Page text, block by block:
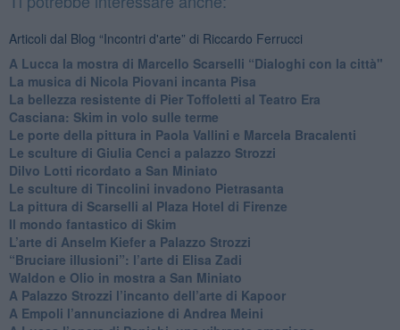
Articoli dal Blog “Incontri d'arte” di Riccardo Ferrucci
A Lucca la mostra di Marcello Scarselli “Dialoghi con la città"
​La musica di Nicola Piovani incanta Pisa
​La bellezza resistente di Pier Toffoletti al Teatro Era
​Casciana: Skim in volo sulle terme
​Le porte della pittura in Paola Vallini e Marcela Bracalenti
​Le sculture di Giulia Cenci a palazzo Strozzi
​Dilvo Lotti ricordato a San Miniato
​Le sculture di Tincolini invadono Pietrasanta
La pittura di Scarselli al Plaza Hotel di Firenze
​Il mondo fantastico di Skim
​L’arte di Anselm Kiefer a Palazzo Strozzi
​“Bruciare illusioni”: l’arte di Elisa Zadi
​Waldon e Olio in mostra a San Miniato
​A Palazzo Strozzi l’incanto dell’arte di Kapoor
​A Empoli l’annunciazione di Andrea Meini